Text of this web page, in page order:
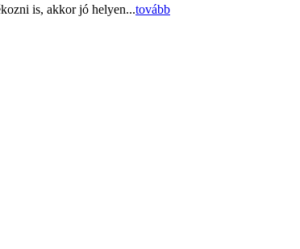
is, akkor jó helyen...tovább